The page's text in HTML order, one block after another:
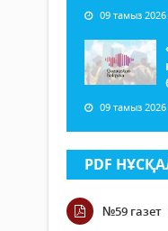
09 тамыз 2026
09 тамыз 2026
PDF
№59 газет